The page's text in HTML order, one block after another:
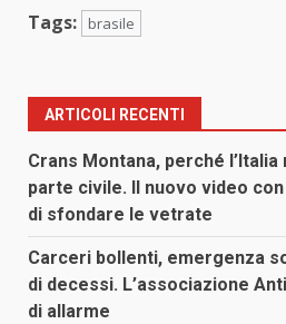
Tags: brasile
ARTICOLI RECENTI
Crans Montana, perché
parte civile. Il nuovo video
di sfondare le vetrate
Carceri bollenti, emergenza
di decessi. L’associazione
di allarme